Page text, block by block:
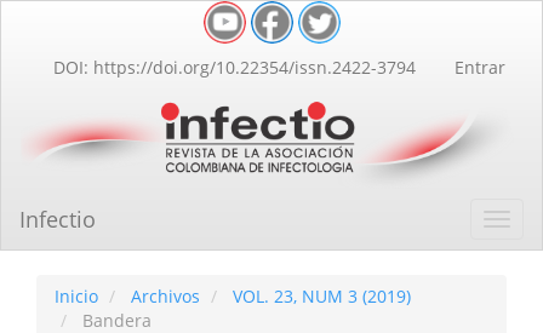
Contenido
principal
lateral
DOI: https://doi.org/10.22354/issn.2422-3794 Entrar
Infectio
Inicio Archivos
VOL. 23, NUM 3 (2019)
Bandera